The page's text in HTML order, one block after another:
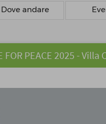
Dove andare
FOR PEACE 2025 -